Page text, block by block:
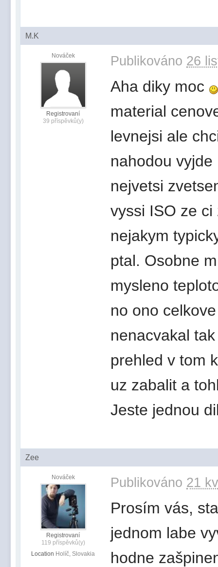
M.K
Nováček
Registrovaní
39 příspěvků(y)
Publikováno 26
Aha diky moc
material
levnejsi ale
nahodou
nejvetsi
vyssi ISO ze
nejakym
ptal. Osobne
mysleno
no ono
nenacvakal
prehled v tom
uz zabalit a
Jeste jednou
Zee
Nováček
Registrovaní
119 příspěvků(y)
Location Holíč, Slovakia
Publikováno 21
Prosím vás,
jednom labe
hodne